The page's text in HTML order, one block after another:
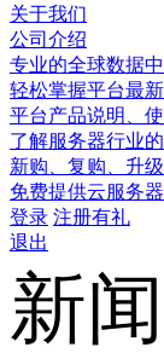
关于我们
公司介绍
专业的全球数据
轻松掌握平台最
平台产品说明、
了解服务器行业
新购、复购、升
免费提供云服务
登录 注册有礼
退出
新